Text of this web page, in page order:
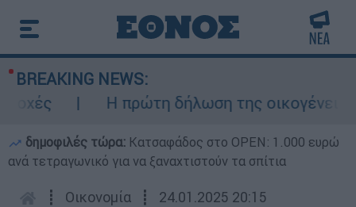
BREAKING NEWS:
Η πρώτη δήλωση της
δημοφιλές τώρα: Κατσαφάδος στο OPEN: 1.000 ευρώ
ανά τετραγωνικό για να ξαναχτιστούν τα σπίτια
┋ Οικονομία ┋ 24.01.2025 20:15